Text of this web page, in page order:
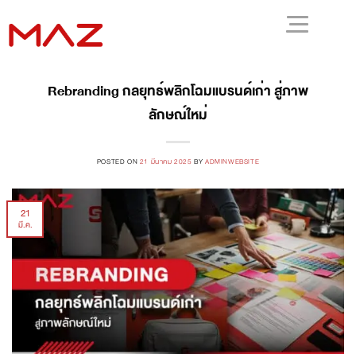
Rebranding กลยุทธ์พลิกโฉมแบรนด์เก่า สู่ภาพ
ลักษณ์ใหม่
POSTED ON 21 มีนาคม 2025 BY ADMINWEBSITE
21
มี.ค.